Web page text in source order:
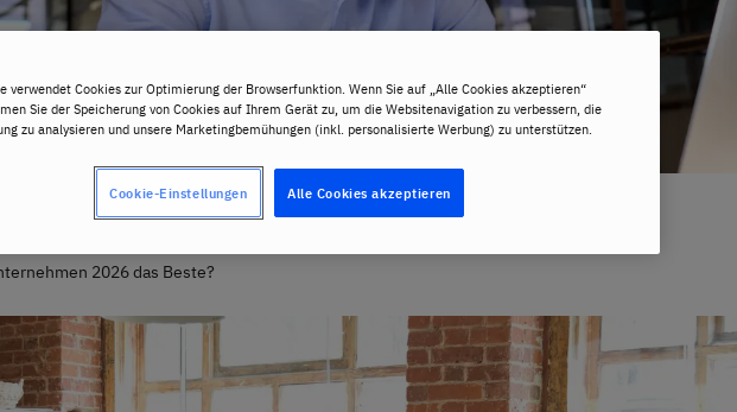
2026 das Beste?
verwendet Cookies zur Optimierung der Browserfunktion. Wenn Sie auf „Alle Cookies akzeptieren“
Sie der Speicherung von Cookies auf Ihrem Gerät zu, um die Websitenavigation zu verbessern, die
zu analysieren und unsere Marketingbemühungen (inkl. personalisierte Werbung) zu unterstützen.
Alle Cookies akzeptieren
Cookie-Einstellungen